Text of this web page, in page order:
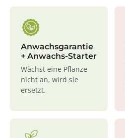
Anwachsgarantie
+ Anwachs-Starter
Wächst eine Pflanze
nicht an, wird sie
ersetzt.